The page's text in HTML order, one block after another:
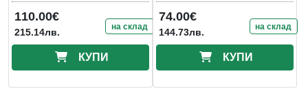
QMK Retro -
110.00€
215.14лв. на склад
КУПИ
US International
74.00€
144.73лв. на склад
КУПИ